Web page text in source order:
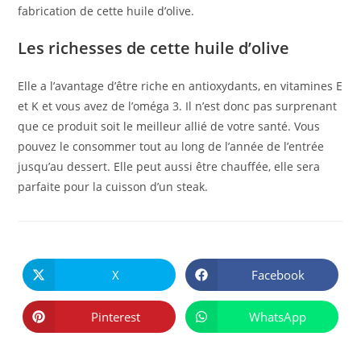
fabrication de cette huile d’olive.
Les richesses de cette huile d’olive
Elle a l’avantage d’être riche en antioxydants, en vitamines E
et K et vous avez de l’oméga 3. Il n’est donc pas surprenant
que ce produit soit le meilleur allié de votre santé. Vous
pouvez le consommer tout au long de l’année de l’entrée
jusqu’au dessert. Elle peut aussi être chauffée, elle sera
parfaite pour la cuisson d’un steak.
CE
CONTENU
Ouvrir
dans
une
autre
fenêtre
X Ouvrir
dans
une
autre
fenêtre
Facebook
Ouvrir
dans
Pinterest Ouvrir
dans
WhatsApp